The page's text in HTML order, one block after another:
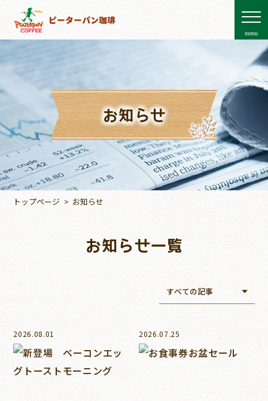
menu
お知らせ
トップページ お知らせ
お知らせ一覧
2026.08.01 2026.07.25